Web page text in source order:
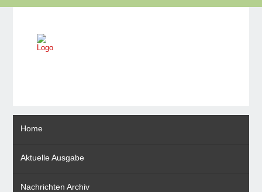
Home
Aktuelle Ausgabe
Nachrichten Archiv